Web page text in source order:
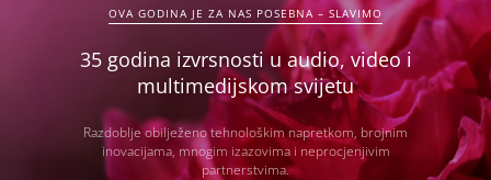
OVA GODINA JE ZA NAS POSEBNA – SLAVIMO
35 godina izvrsnosti u audio, video i
multimedijskom svijetu
Razdoblje obilježeno tehnološkim napretkom, brojnim
inovacijama, mnogim izazovima i neprocjenjivim
partnerstvima.